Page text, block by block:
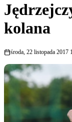
kolana
środa, 22 listopada 2017